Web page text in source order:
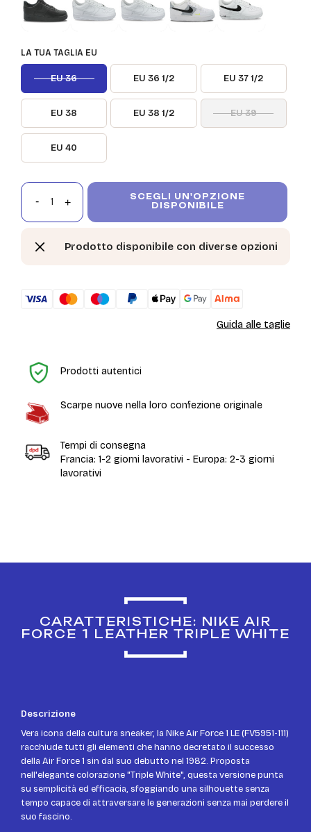
LA TUA TAGLIA EU
EU 36 EU 36 1/2 EU 37 1/2
EU 38 EU 38 1/2 EU 39
EU 40
SCEGLI UN'OPZIONE
DISPONIBILE
Prodotto disponibile con diverse opzioni
Guida alle taglie
Prodotti autentici
Scarpe nuove nella loro confezione originale
Tempi di consegna
Francia: 1-2 giorni lavorativi - Europa: 2-3 giorni
lavorativi
CARATTERISTICHE: NIKE AIR
FORCE 1 LEATHER TRIPLE WHITE
Descrizione
Vera icona della cultura sneaker, la Nike Air Force 1 LE (FV5951-111)
racchiude tutti gli elementi che hanno decretato il successo
della Air Force 1 sin dal suo debutto nel 1982. Proposta
nell'elegante colorazione "Triple White", questa versione punta
su semplicità ed efficacia, sfoggiando una silhouette senza
tempo capace di attraversare le generazioni senza mai perdere il
suo fascino.